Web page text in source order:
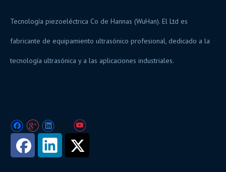
Tecnología piezoeléctrica Co de Hannas (WuHan). El Ltd es
fabricante de equipamiento ultrasónico profesional, dedicado a la
tecnología ultrasónica y a las aplicaciones industriales.